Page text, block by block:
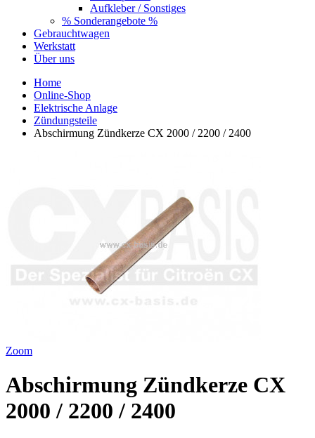
Aufkleber / Sonstiges
% Sonderangebote %
Gebrauchtwagen
Werkstatt
Über uns
Home
Online-Shop
Elektrische Anlage
Zündungsteile
Abschirmung Zündkerze CX 2000 / 2200 / 2400
Zoom
Abschirmung Zündkerze CX
2000 / 2200 / 2400